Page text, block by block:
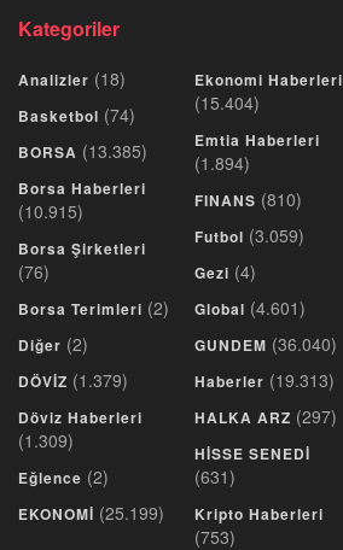
Kategoriler
Analizler (18)
Basketbol (74)
BORSA (13.385)
Borsa Haberleri
(10.915)
Borsa Şirketleri
(76)
Borsa Terimleri (2)
Diğer (2)
DÖVİZ (1.379)
Döviz Haberleri
(1.309)
Eğlence (2)
EKONOMİ (25.199)
Ekonomi Haberleri
(15.404)
Emtia Haberleri
(1.894)
FINANS (810)
Futbol (3.059)
Gezi (4)
Global (4.601)
GUNDEM (36.040)
Haberler (19.313)
HALKA ARZ (297)
HİSSE SENEDİ
(631)
Kripto Haberleri
(753)